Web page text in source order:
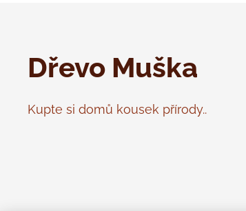
Dřevo Muška
Kupte si domů kousek přírody..